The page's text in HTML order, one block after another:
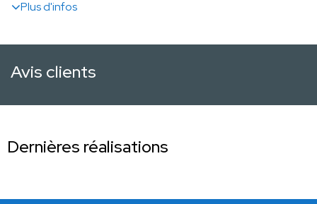
Plus d'infos
Avis clients
Dernières réalisations